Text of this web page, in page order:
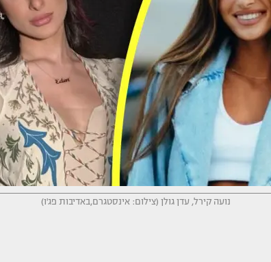
נועה קירל, עדן גולן (צילום: אינסטגרם,באדיבות פג'ו)